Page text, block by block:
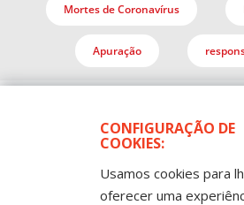
CONFIGURAÇÃO DE
COOKIES:
Usamos cookies para
oferecer uma
Mortes de Coronavírus
Apuração